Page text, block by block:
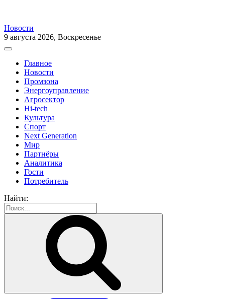
Новости
9 августа 2026, Воскресенье
Главное
Новости
Промзона
Энергоуправление
Агросектор
Hi-tech
Культура
Спорт
Next Generation
Мир
Партнёры
Аналитика
Гости
Потребитель
Найти: